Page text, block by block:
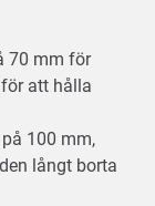
70 mm för
att hålla
100 mm,
långt borta